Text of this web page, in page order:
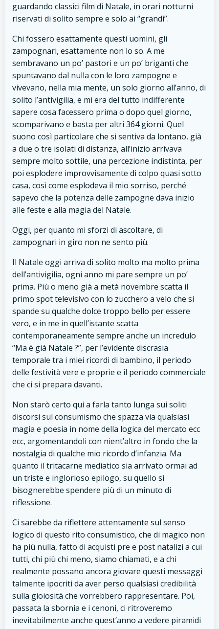
guardando classici film di Natale, in orari notturni
riservati di solito sempre e solo ai “grandi”.
Chi fossero esattamente questi uomini, gli
zampognari, esattamente non lo so. A me
sembravano un po’ pastori e un po’ briganti che
spuntavano dal nulla con le loro zampogne e
vivevano, nella mia mente, un solo giorno all’anno, di
solito l’antivigilia, e mi era del tutto indifferente
sapere cosa facessero prima o dopo quel giorno,
scomparivano e basta per altri 364 giorni. Quel
suono così particolare che si sentiva da lontano, già
a due o tre isolati di distanza, all’inizio arrivava
sempre molto sottile, una percezione indistinta, per
poi esplodere improvvisamente di colpo quasi sotto
casa, così come esplodeva il mio sorriso, perché
sapevo che la potenza delle zampogne dava inizio
alle feste e alla magia del Natale.
Oggi, per quanto mi sforzi di ascoltare, di
zampognari in giro non ne sento più.
Il Natale oggi arriva di solito molto ma molto prima
dell’antivigilia, ogni anno mi pare sempre un po’
prima. Più o meno già a metà novembre scatta il
primo spot televisivo con lo zucchero a velo che si
spande su qualche dolce troppo bello per essere
vero, e in me in quell’istante scatta
contemporaneamente sempre anche un incredulo
“Ma è già Natale ?”, per l’evidente discrasia
temporale tra i miei ricordi di bambino, il periodo
delle festività vere e proprie e il periodo commerciale
che ci si prepara davanti.
Non starò certo qui a farla tanto lunga sui soliti
discorsi sul consumismo che spazza via qualsiasi
magia e poesia in nome della logica del mercato ecc
ecc, argomentandoli con nient’altro in fondo che la
nostalgia di qualche mio ricordo d’infanzia. Ma
quanto il tritacarne mediatico sia arrivato ormai ad
un triste e inglorioso epilogo, su quello sì
bisognerebbe spendere più di un minuto di
riflessione.
Ci sarebbe da riflettere attentamente sul senso
logico di questo rito consumistico, che di magico non
ha più nulla, fatto di acquisti pre e post natalizi a cui
tutti, chi più chi meno, siamo chiamati, e a chi
realmente possano ancora giovare questi messaggi
talmente ipocriti da aver perso qualsiasi credibilità
sulla gioiosità che vorrebbero rappresentare. Poi,
passata la sbornia e i cenoni, ci ritroveremo
inevitabilmente anche quest’anno a vedere piramidi